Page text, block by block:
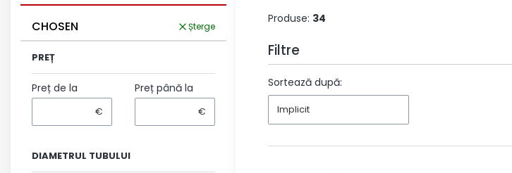
CHOSEN Șterge
PREȚ
Preț de la
€
Preț până la
€
DIAMETRUL TUBULUI
Produse: 34
Filtre
End of filters
Sortează după:
Implicit